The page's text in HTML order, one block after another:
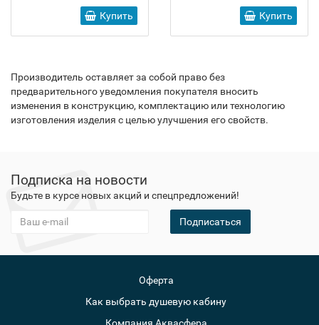
Купить Купить
Производитель оставляет за собой право без
предварительного уведомления покупателя вносить
изменения в конструкцию, комплектацию или технологию
изготовления изделия с целью улучшения его свойств.
Подписка на новости
Будьте в курсе новых акций и спецпредложений!
Подписаться
Оферта
Как выбрать душевую кабину